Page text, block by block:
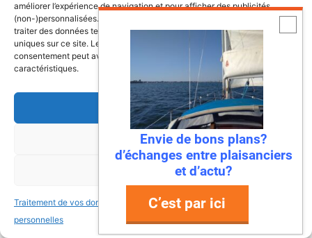
améliorer l’expérience de navigation et pour afficher des publicités
(non-)personnalisées. Consentir à ces technologies nous autorisera à
traiter des données telles que le comportement de navigation ou les ID
uniques sur ce site. Le fait de ne pas consentir ou de retirer son
consentement peut avoir un effet négatif sur certaines fonctonnalités et
caractéristiques.
Accepter
Refuser
Voir les préférences
Traitement de vos données
personnelles
Traitement de vos données
personnelles
plus réguliers et respectés de la voile
française. Après 19 participations à la
Solitaire du Figaro, il a enfin remporté la
victoire en 2025, couronnant une carrière
marquée par la persévérance, la technique et
un amour inconditionnel pour la mer. ...
Antarès 700 Pêche, le bateau
pensé pour les pêcheurs-
3 août 2026
Envie de bons plans?
d’échanges entre plaisanciers
et d’actu?
C’est par ici